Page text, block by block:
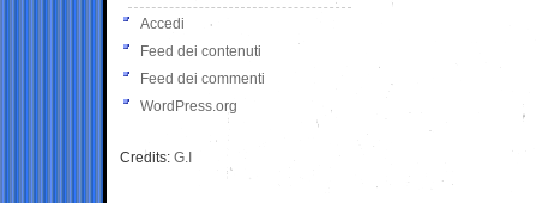
Accedi
Feed dei contenuti
Feed dei commenti
WordPress.org
Credits: G.I